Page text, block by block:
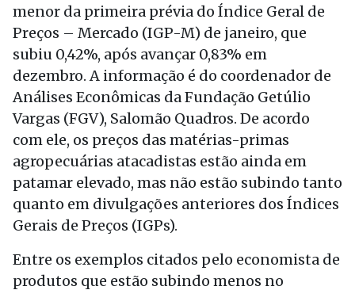
menor da primeira prévia do Índice Geral de
Preços – Mercado (IGP-M) de janeiro, que
subiu 0,42%, após avançar 0,83% em
dezembro. A informação é do coordenador de
Análises Econômicas da Fundação Getúlio
Vargas (FGV), Salomão Quadros. De acordo
com ele, os preços das matérias-primas
agropecuárias atacadistas estão ainda em
patamar elevado, mas não estão subindo tanto
quanto em divulgações anteriores dos Índices
Gerais de Preços (IGPs).
Entre os exemplos citados pelo economista de
produtos que estão subindo menos no